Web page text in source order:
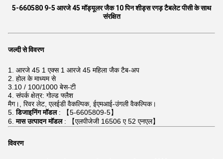
5-660580 9-5 आरजे 45 मॉड्यूलर जैक 10 पिन शीड्स रगड़ टैबलेट पीसी के साथ
संरक्षित
जल्दी से विवरण
1. आरजे 45 1 एक्स 1 आरजे 45 महिला जैक टैब-अप
2. होल के माध्यम से
3.10 / 100/1000 बेस-टी
4. संपर्क क्षेत्र: गोल्ड फ्लैश
मैग।, रिवर लेट, एलईडी वैकल्पिक, ईएमआई-उंगली वैकल्पिक।
5.डिजाइनिंग मॉडल: 【5-6605809-5】
6.मास उत्पादन मॉडल: 【एलपीजेजी 16506 ए 52 एनएल】
विवरण